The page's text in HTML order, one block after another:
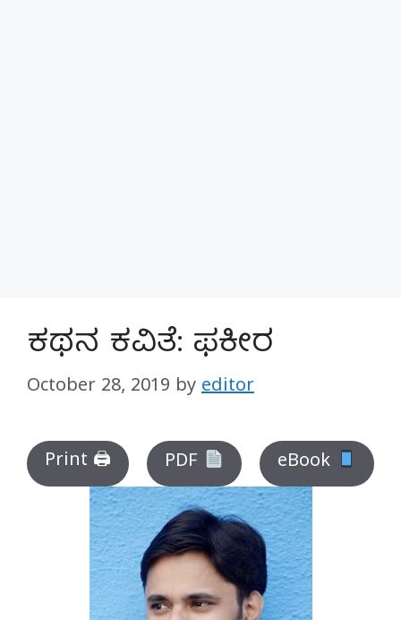
ಕಥನ ಕವಿತೆ: ಫಕೀರ
October 28, 2019 by editor
Print 🖨 PDF eBook